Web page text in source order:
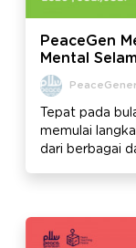
PeaceGen
Mental
#5
Tepat pada
memulai
dari berbagai
telah tumbuh
bahkan hingga